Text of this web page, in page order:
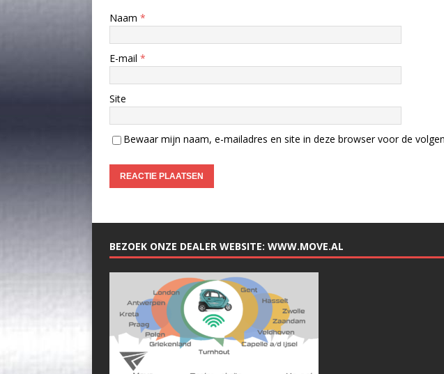
Naam *
E-mail *
Site
Bewaar mijn naam, e-mailadres en site in deze browser voor de
BEZOEK ONZE DEALER WEBSITE: WWW.MOVE.AL